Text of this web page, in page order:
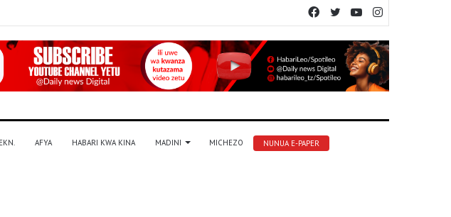
YouTube
Twitter
Facebook
AFYA HABARI KWA KINA MADINI MICHEZO NUNUA E-PAPER